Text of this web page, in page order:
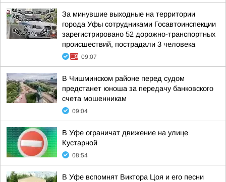
За минувшие выходные на территории
города Уфы сотрудниками Госавтоинспекции
зарегистрировано 52 дорожно-транспортных
происшествий, пострадали 3 человека
09:07
В Чишминском районе перед судом
предстанет юноша за передачу банковского
счета мошенникам
09:04
В Уфе ограничат движение на улице
Кустарной
08:54
В Уфе вспомнят Виктора Цоя и его песни